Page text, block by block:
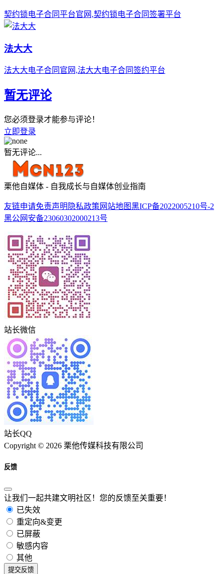
契约锁电子合同平台官网,契约锁电子合同签署平台
法大大
法大大电子合同官网,法大大电子合同签约平台
暂无评论
您必须登录才能参与评论！
立即登录
暂无评论...
栗他自媒体 - 自我成长与自媒体创业指南
友链申请免责声明 隐私政策 网站地图黑ICP备2022005210号-2
黑公网安备23060302000213号
站长微信
站长QQ
Copyright © 2026 栗他传媒科技有限公司
反馈
让我们一起共建文明社区！您的反馈至关重要！
已失效
重定向&变更
已屏蔽
敏感内容
其他
提交反馈